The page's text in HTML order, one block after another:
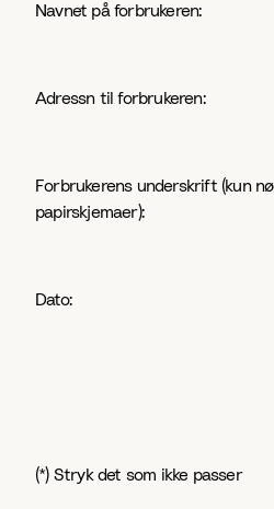
Navnet på forbrukeren:
Adressn til forbrukeren:
Forbrukerens underskrift (kun
papirskjemaer):
Dato:
(*) Stryk det som ikke passer